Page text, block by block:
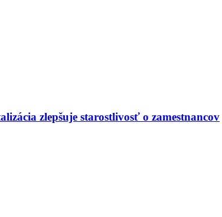
zlepšuje starostlivosť o zamestnancov